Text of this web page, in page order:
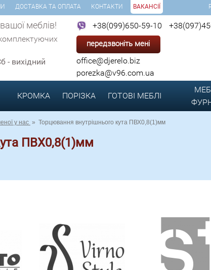
ДОСТАВКА ТА ОПЛАТА КОНТАКТИ ВАКАНСІЇ
меблів!
- вихідний
+38(099)650-59-10
передзвоніть мені
office@djerelo.biz
porezka@v96.com.ua
КРОМКА ПОРІЗКА ГОТОВІ МЕБЛІ
у нас » Торцювання внутрішнього кута ПВХ0,8(1)мм
ПВХ0,8(1)мм